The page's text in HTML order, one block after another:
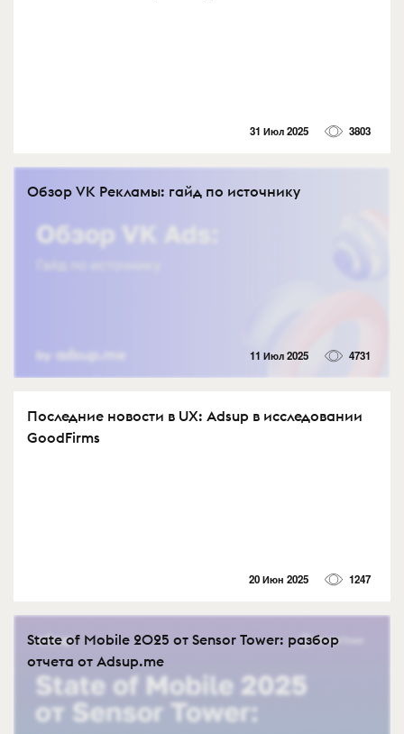
31 Июл 2025 3803
Обзор VK Рекламы: гайд по источнику
11 Июл 2025 4731
Последние новости в UX: Adsup в исследовании
GoodFirms
20 Июн 2025 1247
State of Mobile 2025 от Sensor Tower: разбор
отчета от Adsup.me